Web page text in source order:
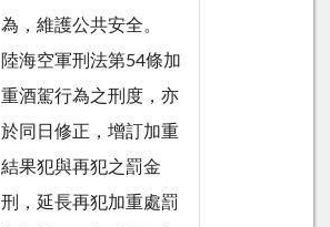
為，維護公共安全。
陸海空軍刑法第54條加
重酒駕行為之刑度，亦
於同日修正，增訂加重
結果犯與再犯之罰金
刑，延長再犯加重處罰